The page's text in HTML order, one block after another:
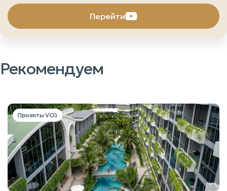
Перейти
Рекомендуем
Проекты VCG